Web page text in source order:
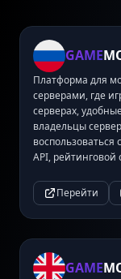
GAME
Платформа для
серверами, где
серверах,
владельцы
воспользоваться
API, рейтинговой
Перейти
GAME